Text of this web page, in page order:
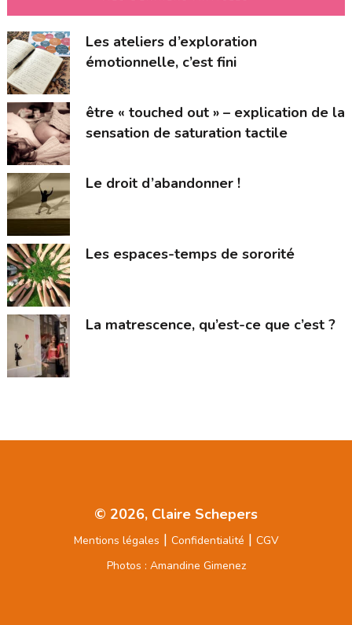
Les ateliers d’exploration
émotionnelle, c’est fini
être « touched out » – explication de la
sensation de saturation tactile
Le droit d’abandonner !
Les espaces-temps de sororité
La matrescence, qu’est-ce que c’est ?
© 2026, Claire Schepers
Mentions légales | Confidentialité | CGV
Photos : Amandine Gimenez